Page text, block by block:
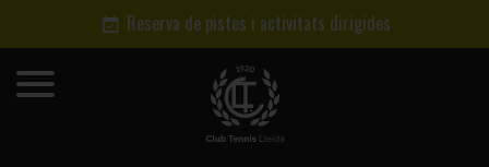
Reserva de pistes i activitats dirigides